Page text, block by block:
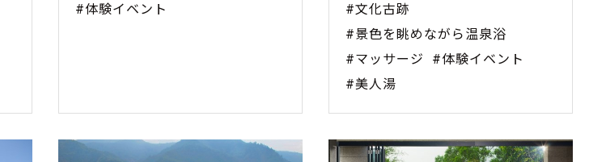
#体験イベント
#文化古跡
#景色を眺めながら温泉浴
#マッサージ
#体験イベント
#美人湯